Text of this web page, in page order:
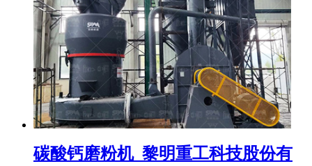
碳酸钙磨粉机_黎明重工科技股份有